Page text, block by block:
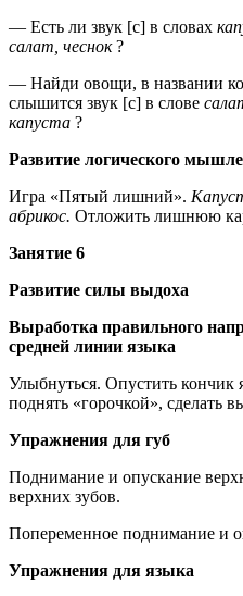
— Есть ли звук [с] в словах
салат, чеснок?
— Найди овощи, в названии
слышится звук [с] в слове
капуста ?
Развитие логического
Игра «Пятый лишний».
абрикос. Отложить лишнюю
Занятие 6
Развитие силы выдоха
Выработка правильного
средней линии языка
Улыбнуться. Опустить
поднять «горочкой», сделать
Упражнения для губ
Поднимание и опускание
верхних зубов.
Попеременное поднимание и
Упражнения для языка